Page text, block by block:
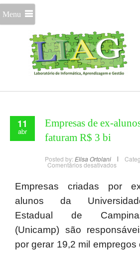
Menu
11
abr
Empresas de ex-
faturam R$ 3 bi
Posted by: Elisa Ortolani
Comentários desativados
Empresas criadas por
alunos da
Estadual de
(Unicamp) são
por gerar 19,2 mil empregos